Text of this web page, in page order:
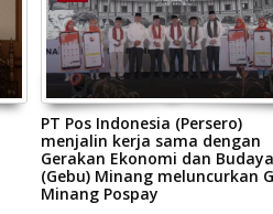
PT Pos Indonesia (Persero)
menjalin kerja sama dengan
Gerakan Ekonomi dan Budaya
(Gebu) Minang meluncurkan
Minang Pospay